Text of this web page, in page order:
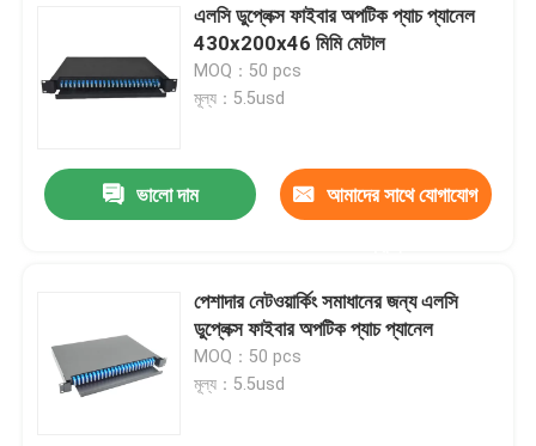
এলসি ডুপ্লেক্স ফাইবার অপটিক প্যাচ প্যানেল
430x200x46 মিমি মেটাল
MOQ：50 pcs
মূল্য：5.5usd
ভালো দাম আমাদের সাথে যোগাযোগ
পেশাদার নেটওয়ার্কিং সমাধানের জন্য এলসি
ডুপ্লেক্স ফাইবার অপটিক প্যাচ প্যানেল
MOQ：50 pcs
মূল্য：5.5usd